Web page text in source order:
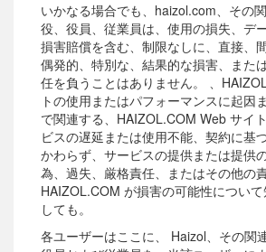
いかなる場合でも、haizol.com、その
役、役員、従業員は、使用の損失、デ
損害賠償を含む、制限なしに、直接、
偶発的、特別な、結果的な損害、また
任を負うことはありません。 、
トの使用またはパフォーマンスに起因
で関連する、HAIZOL.COM Web サイ
ビスの遅延または使用不能、契約に基
かわらず、サービスの提供または提供
為、過失、厳格責任、またはその他の
HAIZOL.COM が損害の可能性につい
しても。
各ユーザーはここに、 Haizol、その関